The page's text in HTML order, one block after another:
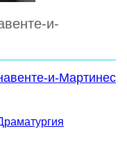
и-
и-Мартинес